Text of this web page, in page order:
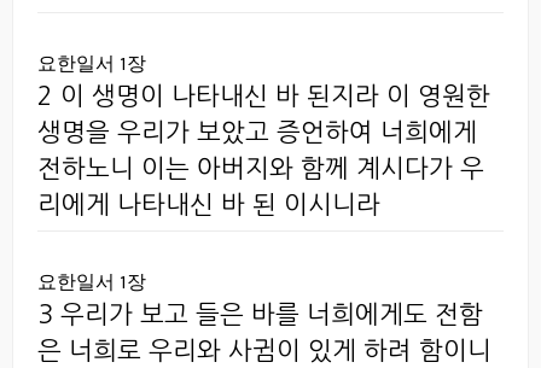
요한일서 1장
2 이 생명이 나타내신 바 된지라 이 영원한
생명을 우리가 보았고 증언하여 너희에게
전하노니 이는 아버지와 함께 계시다가 우
리에게 나타내신 바 된 이시니라
요한일서 1장
3 우리가 보고 들은 바를 너희에게도 전함
은 너희로 우리와 사귐이 있게 하려 함이니